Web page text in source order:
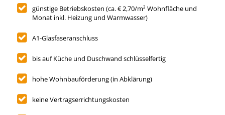
günstige Betriebskosten (ca. € 2,70/m² Wohnfläche und
Monat inkl. Heizung und Warmwasser)
A1-Glasfaseranschluss
bis auf Küche und Duschwand schlüsselfertig
hohe Wohnbauförderung (in Abklärung)
keine Vertragserrichtungskosten